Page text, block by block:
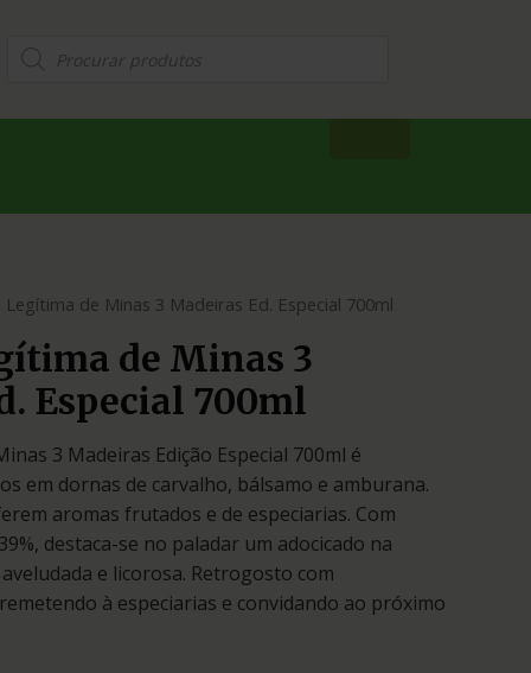
Legítima de Minas 3 Madeiras Ed. Especial 700ml
de Minas 3
Especial 700ml
3 Madeiras Edição Especial 700ml é
em dornas de carvalho, bálsamo e amburana.
aromas frutados e de especiarias. Com
destaca-se no paladar um adocicado na
e licorosa. Retrogosto com
à especiarias e convidando ao próximo